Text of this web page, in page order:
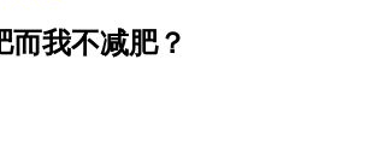
而我不减肥？